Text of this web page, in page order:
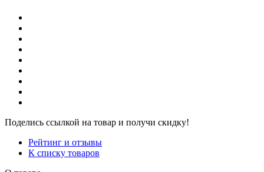
Поделись ссылкой на товар и получи скидку!
Рейтинг и отзывы
К списку товаров